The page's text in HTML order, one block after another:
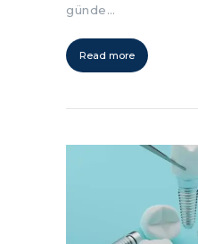
İLETIŞIM
günde…
Read more